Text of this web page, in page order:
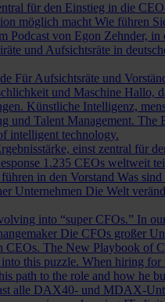
für den Einstieg in die
möglich macht Wie führen
Podcast von Egon Zehnder,
und Aufsichtsräte in
Für Aufsichtsräte und
und Maschine Hallo,
Künstliche Intelligenz,
und Talent Management. The
intelligent technology.
einst zentral für
1.235 CEOs weltweit
in den Vorstand Was
Unternehmen Die Welt
into “super CFOs.” In
Die CFOs großer
CEOs. The New Playbook of
this puzzle. When hiring
to the role and how he
alle DAX40- und MDAX-